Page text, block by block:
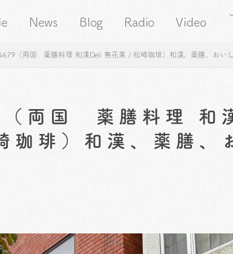
News Blog Radio Video
（両国 薬膳料理 和漢Deli 無花果 / 松崎珈琲）和漢、薬膳、おいし
両国 薬膳料理 和
琲）和漢、薬膳、